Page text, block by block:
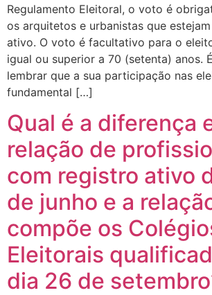
Regulamento Eleitoral, o voto é
os arquitetos e urbanistas que
ativo. O voto é facultativo para o
igual ou superior a 70 (setenta) anos.
lembrar que a sua participação nas
fundamental […]
Qual é a diferença
relação de
com registro ativo
de junho e a
compõe os
Eleitorais
dia 26 de